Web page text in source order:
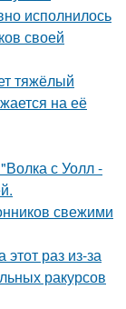
исполнилось
своей
тяжёлый
на её
с Уолл -
свежими
раз из-за
ракурсов